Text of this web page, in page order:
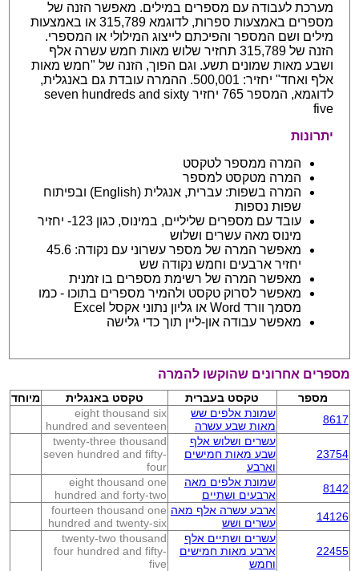
מערכת לעבודה עם מספרים במילים. מאפשר הזנה של
מספרים באמצעות ספרות, לדוגמא 315,789 או באמצעות
מילים ושם המספר והפיכתם לייצוג המילולי או המספרי.
הזנה של 315,789 תחזיר שלוש מאות חמש עשרה אלף
ושבע מאות שמונים תשע. וגם הפוך, הזנה של "חמש מאות
אלף ואחד" יחזיר: 500,001. ההמרה עובדת גם באנגלית,
לדוגמא, המספר 765 יחזיר seven hundreds and sixty
five
יתרונות
המרה ממספר לטקסט
המרה מטקסט למספר
המרה בשפות: עברית, אנגלית (English) ובפיתוח
שפות נספות
עובד עם מספרים שליליים, במינוס, כגון 123- יחזיר
מינוס מאה עשרים ושלוש
מאפשר המרה של מספר עשרוני עם נקודה: 45.6
יחזיר ארבעים וחמש נקודה שש
מאפשר המרה של רשימת מספרים בו זמנית
מאפשר לסרוק טקסט ולהמיר מספרים בתוכו - כמו
מסמך וורד Word או גליון נתוני אקסל Excel
מאפשר עבודה און-ליין תוך כדי גלישה
מספרים אחרונים שהוקשו להמרה
מספר טקסט בעברית טקסט באנגלית
מיוחד
8617
שמונת אלפים שש
מאות שבע עשרה
eight thousand six
hundred and seventeen
23754
עשרים ושלוש אלף
שבע מאות חמישים
וארבע
twenty-three thousand
seven hundred and fifty-
four
8142
שמונת אלפים מאה
ארבעים ושתיים
eight thousand one
hundred and forty-two
14126
ארבע עשרה אלף מאה
עשרים ושש
fourteen thousand one
hundred and twenty-six
22455
עשרים ושתיים אלף
ארבע מאות חמישים
וחמש
twenty-two thousand
four hundred and fifty-
five